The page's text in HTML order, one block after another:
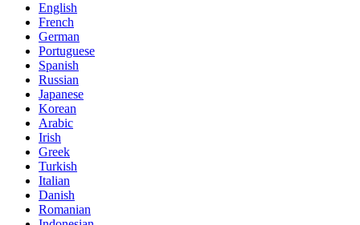
English
French
German
Portuguese
Spanish
Russian
Japanese
Korean
Arabic
Irish
Greek
Turkish
Italian
Danish
Romanian